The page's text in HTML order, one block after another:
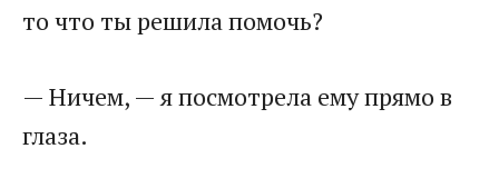
то что ты решила помочь?
— Ничем, — я посмотрела ему прямо в
глаза.